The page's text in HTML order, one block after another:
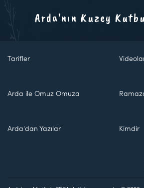
Arda'nın Kuzey
Tarifler
Arda ile Omuz Omuza
Arda'dan Yazılar Kimdir